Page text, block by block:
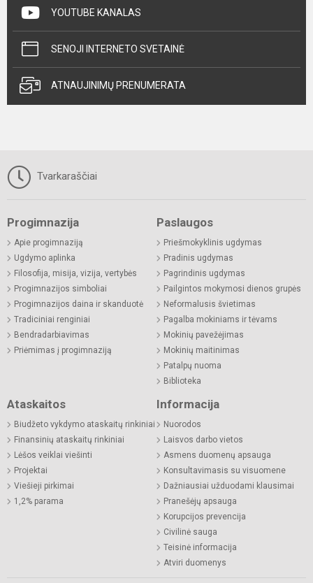
YOUTUBE KANALAS
SENOJI INTERNETO SVETAINĖ
ATNAUJINIMŲ PRENUMERATA
Tvarkaraščiai
Progimnazija
Apie progimnaziją
Ugdymo aplinka
Filosofija, misija, vizija, vertybės
Progimnazijos simboliai
Progimnazijos daina ir skanduotė
Tradiciniai renginiai
Bendradarbiavimas
Priėmimas į progimnaziją
Paslaugos
Priešmokyklinis ugdymas
Pradinis ugdymas
Pagrindinis ugdymas
Pailgintos mokymosi dienos grupės
Neformalusis švietimas
Pagalba mokiniams ir tėvams
Mokinių pavežėjimas
Mokinių maitinimas
Patalpų nuoma
Biblioteka
Ataskaitos
Biudžeto vykdymo ataskaitų rinkiniai
Finansinių ataskaitų rinkiniai
Lėšos veiklai viešinti
Projektai
Viešieji pirkimai
1,2% parama
Informacija
Nuorodos
Laisvos darbo vietos
Asmens duomenų apsauga
Konsultavimasis su visuomene
Dažniausiai užduodami klausimai
Pranešėjų apsauga
Korupcijos prevencija
Civilinė sauga
Teisinė informacija
Atviri duomenys